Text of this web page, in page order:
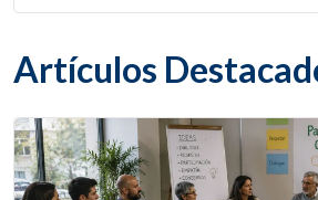
Artículos